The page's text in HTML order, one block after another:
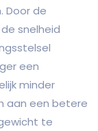
Door de
snelheid
een
minder
aan een betere
te